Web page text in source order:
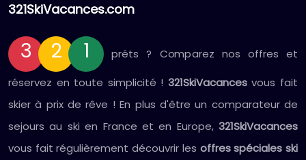
321SkiVacances.com
3 2 1
prêts ? Comparez nos offres et
réservez en toute simplicité ! 321SkiVacancesvous fait
skier à prix de rêve ! En plus d'être un comparateur de
sejours au ski en France et en Europe, 321SkiVacances
vous fait régulièrement découvrir les offres spéciales ski